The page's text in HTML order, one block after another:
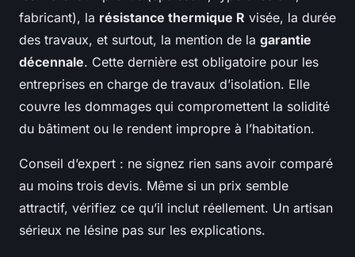
fabricant), la résistance thermique R visée, la durée
des travaux, et surtout, la mention de la garantie
décennale. Cette dernière est obligatoire pour les
entreprises en charge de travaux d’isolation. Elle
couvre les dommages qui compromettent la solidité
du bâtiment ou le rendent impropre à l’habitation.
Conseil d’expert : ne signez rien sans avoir comparé
au moins trois devis. Même si un prix semble
attractif, vérifiez ce qu’il inclut réellement. Un artisan
sérieux ne lésine pas sur les explications.